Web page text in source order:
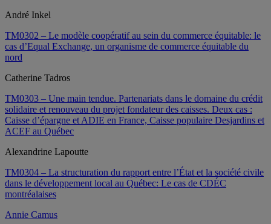
André Inkel
TM0302 – Le modèle coopératif au sein du commerce équitable: le
cas d’Equal Exchange, un organisme de commerce équitable du
nord
Catherine Tadros
TM0303 – Une main tendue. Partenariats dans le domaine du crédit
solidaire et renouveau du projet fondateur des caisses. Deux cas :
Caisse d’épargne et ADIE en France, Caisse populaire Desjardins et
ACEF au Québec
Alexandrine Lapoutte
TM0304 – La structuration du rapport entre l’État et la société civile
dans le développement local au Québec: Le cas de CDÉC
montréalaises
Annie Camus